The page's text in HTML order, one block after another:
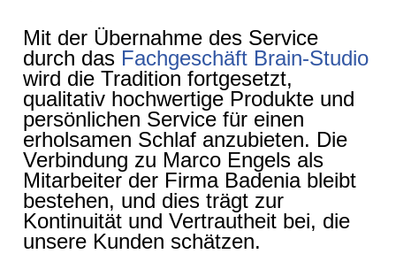
Mit der Übernahme des Service
durch das Fachgeschäft Brain-Studio
wird die Tradition fortgesetzt,
qualitativ hochwertige Produkte und
persönlichen Service für einen
erholsamen Schlaf anzubieten. Die
Verbindung zu Marco Engels als
Mitarbeiter der Firma Badenia bleibt
bestehen, und dies trägt zur
Kontinuität und Vertrautheit bei, die
unsere Kunden schätzen.